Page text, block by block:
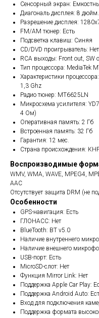
Сенсорный экран:
Диагональ дисплея: 8 дюйм.
Разрешение дисплея:
FM/AM тюнер: Есть
Подсветка клавиш: Синяя
CD/DVD проигрыватель: Нет
RCA выходы: Front out, SW
Тип процессора: MediaTek
Характеристики
1,3 Ghz
Радио тюнер: MT6625LN
Микросхема усилителя:
4 Ом)
Оперативная память: 2 Гб
Встроенная память: 32 Гб
Гарантия: 12 мес.
Страна происхождения:
Воспроизводимые
WMV, WMA, WAVE, MPEG4,
AAC
Отсутствует защита DRM (не
Особенности
GPS-навигация: Есть
ГЛОНАСС: Нет
BlueTooth: BT v5.0
Наличие внутреннего
Наличие внешнего
USB-порт: Есть
MicroSD-слот: Нет
Функция Mirror Link: Нет
Поддержка Apple Car Play:
Поддержка Android Auto:
Вход для подключения
Поддержка формата